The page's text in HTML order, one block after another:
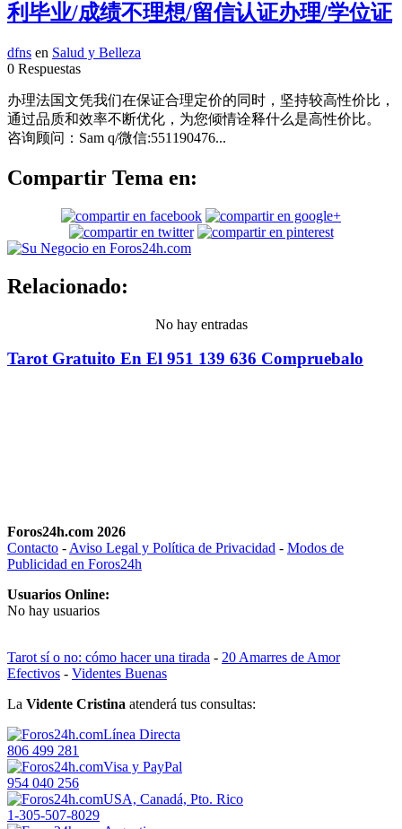
利毕业/成绩不理想/留信认证办理/学位证
dfns en Salud y Belleza
0 Respuestas
办理法国文凭我们在保证合理定价的同时，坚持较高性价比，
通过品质和效率不断优化，为您倾情诠释什么是高性价比。
咨询顾问：Sam q/微信:551190476...
Compartir Tema en:
Relacionado:
No hay entradas
Tarot Gratuito En El 951 139 636 Compruebalo
Foros24h.com 2026
Contacto - Aviso Legal y Política de Privacidad - Modos de
Publicidad en Foros24h
Usuarios Online:
No hay usuarios
Tarot sí o no: cómo hacer una tirada - 20 Amarres de Amor
Efectivos - Videntes Buenas
La Vidente Cristina atenderá tus consultas:
Línea Directa
806 499 281
Visa y PayPal
954 040 256
USA, Canadá, Pto. Rico
1-305-507-8029